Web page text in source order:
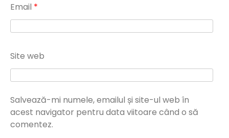
Email *
Site web
Salvează-mi numele, emailul și site-ul web în
acest navigator pentru data viitoare când o să
comentez.